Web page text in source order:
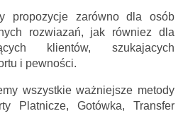
propozycje zarówno dla osób
rozwiazań, jak równiez dla
klientów, szukajacych
i pewności.
wszystkie ważniejsze metody
Platnicze, Gotówka, Transfer